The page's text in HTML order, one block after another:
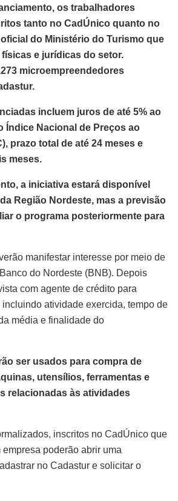
os trabalhadores
tanto no CadÚnico quanto no
do Ministério do Turismo que
e jurídicas do setor.
microempreendedores
incluem juros de até 5% ao
Índice Nacional de Preços ao
prazo total de até 24 meses e
meses.
a iniciativa estará disponível
Região Nordeste, mas a previsão
o programa posteriormente para
manifestar interesse por meio de
do Nordeste (BNB). Depois
com agente de crédito para
atividade exercida, tempo de
média e finalidade do
ser usados para compra de
utensílios, ferramentas e
relacionadas às atividades
inscritos no CadÚnico que
poderão abrir uma
no Cadastur e solicitar o